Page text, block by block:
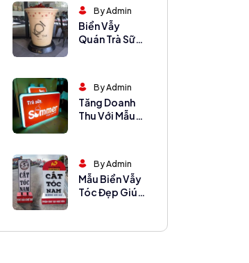
By Admin
Biển Vẫy
Quán Trà Sữa
By Admin
Tăng Doanh
Thu Với Mẫu
By Admin
Mẫu Biển Vẫy
Tóc Đẹp Giúp
Quả